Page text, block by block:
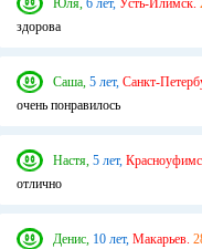
Юля, 6 лет, Усть-Илимск.
здорова
Саша, 5 лет, Санкт-
очень понравилось
Настя, 5 лет,
отлично
Денис, 10 лет, Макарьев.